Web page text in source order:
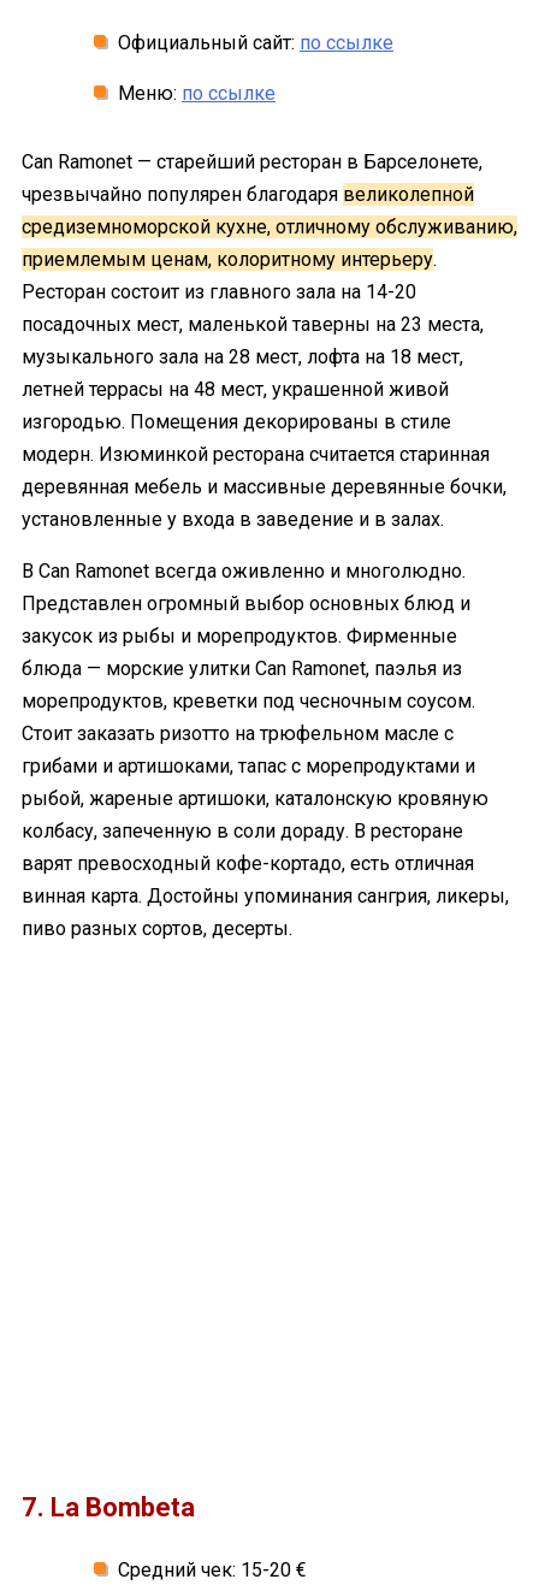
Официальный сайт: по ссылке
Меню: по ссылке
Can Ramonet — старейший ресторан в Барселонете,
чрезвычайно популярен благодаря великолепной
средиземноморской кухне, отличному обслуживанию,
приемлемым ценам, колоритному интерьеру.
Ресторан состоит из главного зала на 14-20
посадочных мест, маленькой таверны на 23 места,
музыкального зала на 28 мест, лофта на 18 мест,
летней террасы на 48 мест, украшенной живой
изгородью. Помещения декорированы в стиле
модерн. Изюминкой ресторана считается старинная
деревянная мебель и массивные деревянные бочки,
установленные у входа в заведение и в залах.
В Can Ramonet всегда оживленно и многолюдно.
Представлен огромный выбор основных блюд и
закусок из рыбы и морепродуктов. Фирменные
блюда — морские улитки Can Ramonet, паэлья из
морепродуктов, креветки под чесночным соусом.
Стоит заказать ризотто на трюфельном масле с
грибами и артишоками, тапас с морепродуктами и
рыбой, жареные артишоки, каталонскую кровяную
колбасу, запеченную в соли дораду. В ресторане
варят превосходный кофе-кортадо, есть отличная
винная карта. Достойны упоминания сангрия, ликеры,
пиво разных сортов, десерты.
7. La Bombeta
Средний чек: 15-20 €